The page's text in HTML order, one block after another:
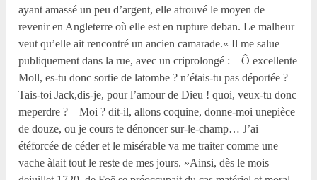
ayant amassé un peu d’argent, elle atrouvé le moyen de
revenir en Angleterre où elle est en rupture deban. Le malheur
veut qu’elle ait rencontré un ancien camarade.« Il me salue
publiquement dans la rue, avec un criprolongé : – Ô excellente
Moll, es-tu donc sortie de latombe ? n’étais-tu pas déportée ? –
Tais-toi Jack,dis-je, pour l’amour de Dieu ! quoi, veux-tu donc
meperdre ? – Moi ? dit-il, allons coquine, donne-moi unepièce
de douze, ou je cours te dénoncer sur-le-champ… J’ai
étéforcée de céder et le misérable va me traiter comme une
vache àlait tout le reste de mes jours. »Ainsi, dès le mois